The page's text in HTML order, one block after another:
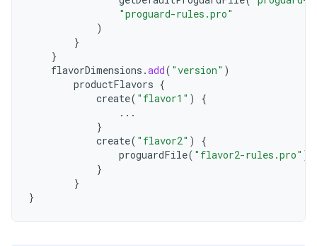
"proguard-rules.pro"
)
}
}
flavorDimensions .add( "version" )
productFlavors {
create( "flavor1" )
{
...
}
create( "flavor2" )
{
proguardFile( "flavor2-rules.pro" )
}
}
}